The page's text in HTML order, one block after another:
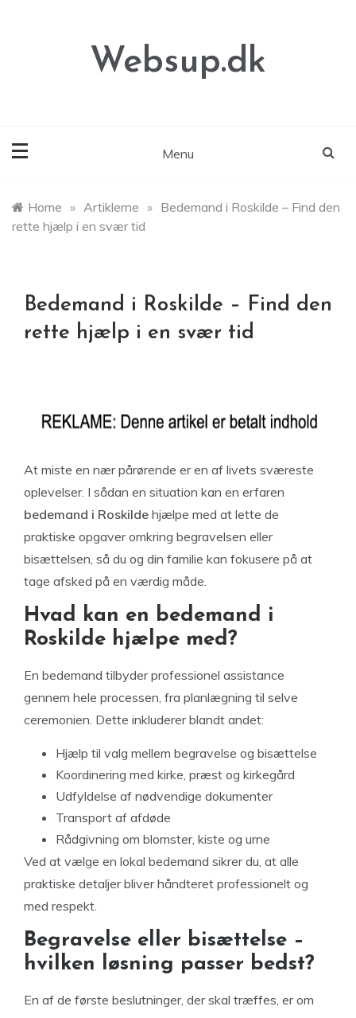
Websup.dk
Menu
Home » Artiklerne » Bedemand i Roskilde – Find den
rette hjælp i en svær tid
Bedemand i Roskilde – Find den
rette hjælp i en svær tid
At miste en nær pårørende er en af livets sværeste
oplevelser. I sådan en situation kan en erfaren
bedemand i Roskilde hjælpe med at lette de
praktiske opgaver omkring begravelsen eller
bisættelsen, så du og din familie kan fokusere på at
tage afsked på en værdig måde.
Hvad kan en bedemand i
Roskilde hjælpe med?
En bedemand tilbyder professionel assistance
gennem hele processen, fra planlægning til selve
ceremonien. Dette inkluderer blandt andet:
Hjælp til valg mellem begravelse og bisættelse
Koordinering med kirke, præst og kirkegård
Udfyldelse af nødvendige dokumenter
Transport af afdøde
Rådgivning om blomster, kiste og urne
Ved at vælge en lokal bedemand sikrer du, at alle
praktiske detaljer bliver håndteret professionelt og
med respekt.
Begravelse eller bisættelse –
hvilken løsning passer bedst?
En af de første beslutninger, der skal træffes, er om